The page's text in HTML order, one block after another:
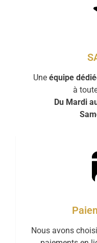
Une équipe
à
Du Mardi
Nous avons